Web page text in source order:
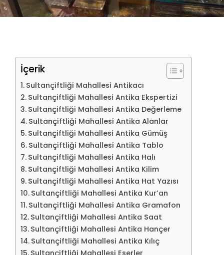
İçerik
Sultançiftliği Mahallesi Antikacı
Sultançiftliği Mahallesi Antika Ekspertizi
Sultançiftliği Mahallesi Antika Değerleme
Sultançiftliği Mahallesi Antika Alanlar
Sultançiftliği Mahallesi Antika Gümüş
Sultançiftliği Mahallesi Antika Tablo
Sultançiftliği Mahallesi Antika Halı
Sultançiftliği Mahallesi Antika Kilim
Sultançiftliği Mahallesi Antika Hat Yazısı
Sultançiftliği Mahallesi Antika Kur’an
Sultançiftliği Mahallesi Antika Gramafon
Sultançiftliği Mahallesi Antika Saat
Sultançiftliği Mahallesi Antika Hançer
Sultançiftliği Mahallesi Antika Kılıç
Sultançiftliği Mahallesi Eserler